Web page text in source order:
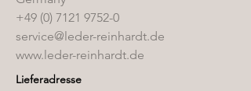
+49 (0) 7121 9752-0
service@leder-reinhardt.de
www.leder-reinhardt.de
Lieferadresse